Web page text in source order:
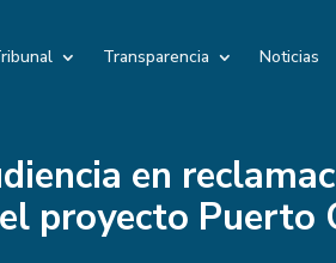
Transparencia Noticias
en
proyecto Puerto